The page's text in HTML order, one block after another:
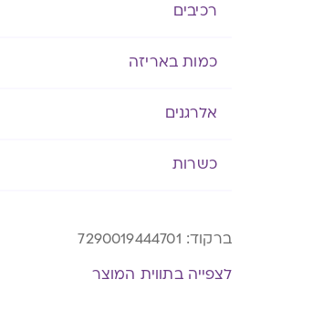
רכיבים
כמות באריזה
אלרגנים
כשרות
ברקוד: 7290019444701
לצפייה בתווית המוצר